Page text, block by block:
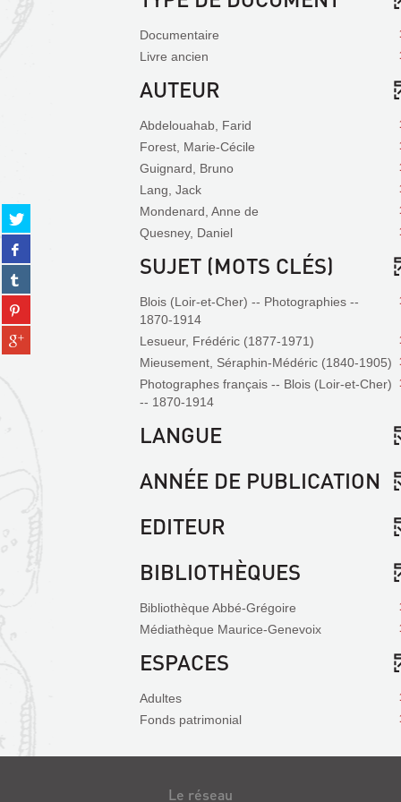
Partager
sur
twitter
(Nouvelle
fenêtre)
Partager
sur
facebook
(Nouvelle
fenêtre)
Partager
sur
tumblr
(Nouvelle
fenêtre)
Partager
sur
pinterest
(Nouvelle
Partager
sur
Documentaire
Livre ancien
AUTEUR
Abdelouahab, Farid
Forest, Marie-Cécile
Guignard, Bruno
Lang, Jack
Mondenard, Anne de
Quesney, Daniel
SUJET (MOTS CLÉS)
Blois (Loir-et-Cher) -- Photographies --
1870-1914
Lesueur, Frédéric (1877-1971)
Mieusement, Séraphin-Médéric (1840-1905)
Photographes français -- Blois (Loir-et-Cher)
-- 1870-1914
LANGUE
ANNÉE DE PUBLICATION
EDITEUR
BIBLIOTHÈQUES
Bibliothèque Abbé-Grégoire
Médiathèque Maurice-Genevoix
ESPACES
Adultes
Fonds patrimonial
Le réseau